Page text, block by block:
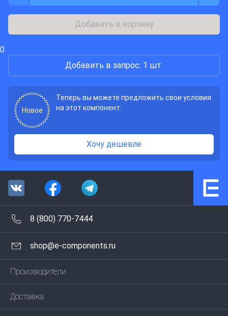
Добавить в корзину
0
Добавить в запрос: 1 шт.
Новое
Теперь вы можете предложить свои условия
на этот компонент:
Хочу дешевле
8 (800) 770-7444
shop@e-components.ru
Производители
Доставка